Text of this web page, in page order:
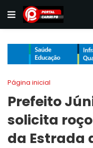
Página inicial
Prefeito
solicita
da Estrada